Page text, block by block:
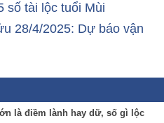
số tài lộc tuổi Mùi
28/4/2025: Dự báo vận
là điềm lành hay dữ, số gì lộc